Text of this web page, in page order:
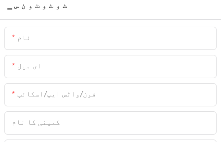
▁ ٹ و ٹ و ٹ و ئ س
نام
ای میل
فون/واٹس ایپ/اسکائپ
کمپنی کا نام